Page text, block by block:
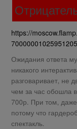
https://
70000001025951205
Ожидания ответа
никакого
разговаривает, не
чем за час обошла
700р. При том, даже
потому что
спектакль.